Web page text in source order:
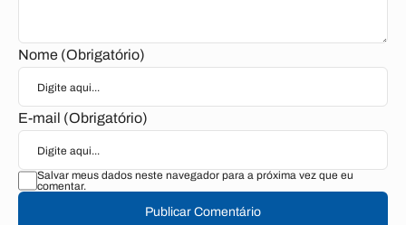
Nome (Obrigatório)
E-mail (Obrigatório)
Salvar meus dados neste navegador para a próxima vez que eu
comentar.
Publicar Comentário